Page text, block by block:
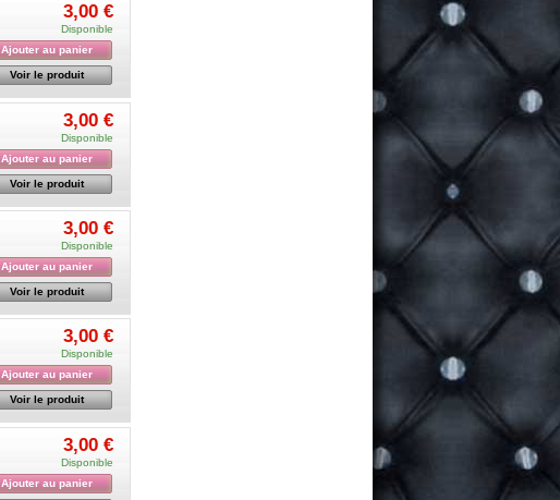
3,00 €
Disponible
Ajouter au panier
Voir le produit
3,00 €
Disponible
Ajouter au panier
Voir le produit
3,00 €
Disponible
Ajouter au panier
Voir le produit
3,00 €
Disponible
Ajouter au panier
Voir le produit
3,00 €
Disponible
Ajouter au panier